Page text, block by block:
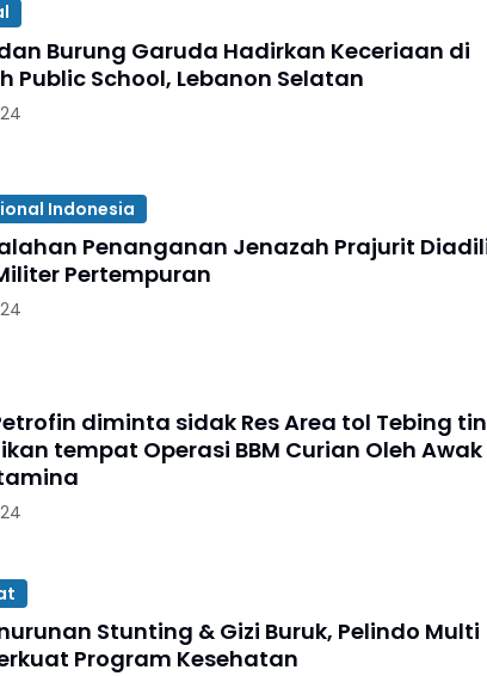
Burung Garuda Hadirkan Keceriaan di
Public School, Lebanon Selatan
Indonesia
Penanganan Jenazah Prajurit
Pertempuran
diminta sidak Res Area tol Tebing
BBM Curian Oleh Awak
Stunting & Gizi Buruk, Pelindo Multi
Program Kesehatan